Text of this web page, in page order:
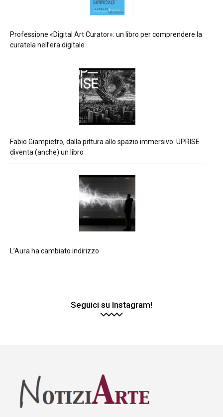
Professione «Digital Art Curator»: un libro per comprendere la
curatela nell’era digitale
Fabio Giampietro, dalla pittura allo spazio immersivo: UPRISE
diventa (anche) un libro
L’Aura ha cambiato indirizzo
Seguici su Instagram!